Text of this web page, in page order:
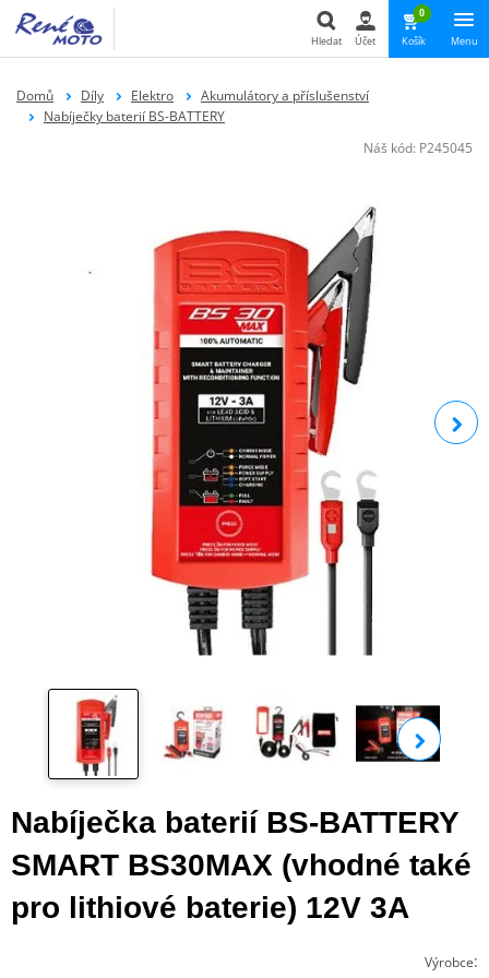
Hledat Účet
0
Košík Menu
Domů Díly Elektro
Akumulátory a příslušenství
Nabíječky baterií BS-BATTERY
Náš kód: P245045
Nabíječka baterií BS-BATTERY
SMART BS30MAX (vhodné také
pro lithiové baterie) 12V 3A
Výrobce: